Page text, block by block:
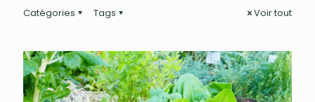
Catégories Tags Voir tout